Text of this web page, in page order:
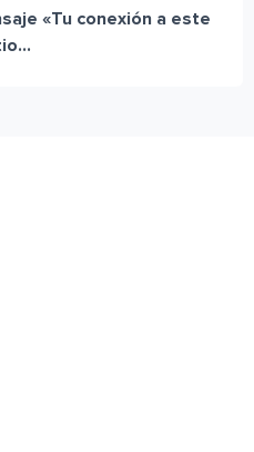
«Tu conexión a este